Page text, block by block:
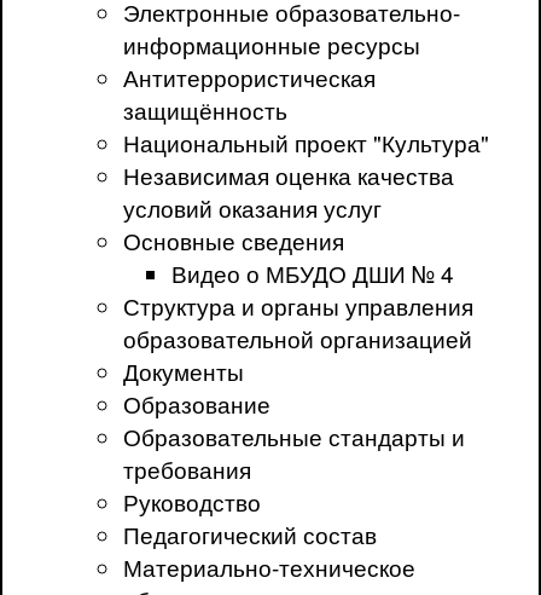
Электронные образовательно-
информационные ресурсы
Антитеррористическая
защищённость
Национальный проект "Культура"
Независимая оценка качества
условий оказания услуг
Основные сведения
Видео о МБУДО ДШИ № 4
Структура и органы управления
образовательной организацией
Документы
Образование
Образовательные стандарты и
требования
Руководство
Педагогический состав
Материально-техническое